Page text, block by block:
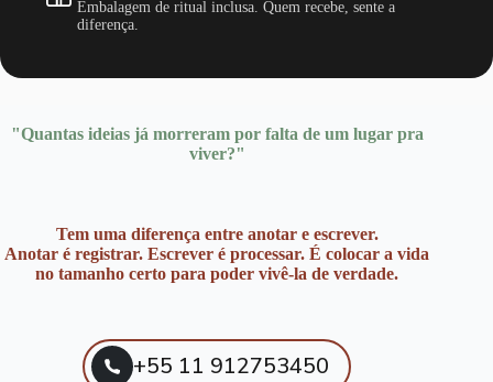
Embalagem de ritual inclusa. Quem recebe, sente a
diferença.
"Quantas ideias já morreram por falta de um lugar pra
viver?"
Tem uma diferença entre anotar e escrever.
Anotar é registrar. Escrever é processar. É colocar a vida
no tamanho certo para poder vivê-la de verdade.
+55 11 912753450